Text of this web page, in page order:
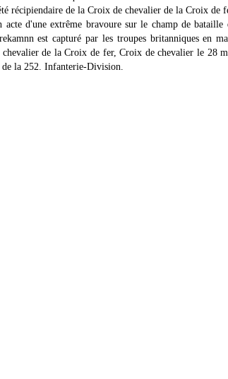
récipiendaire de la Croix de chevalier de la Croix de
acte d'une extrême bravoure sur le champ de
est capturé par les troupes britanniques en
de la Croix de fer, Croix de chevalier le 28
de la 252. Infanterie-Division.